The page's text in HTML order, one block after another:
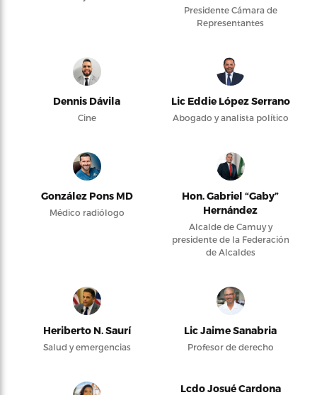
Presidente Cámara de
Representantes
Dennis Dávila
Cine
Lic Eddie López Serrano
Abogado y analista político
González Pons MD
Médico radiólogo
Hon. Gabriel “Gaby”
Hernández
Alcalde de Camuy y
presidente de la Federación
de Alcaldes
Heriberto N. Saurí
Salud y emergencias
Lic Jaime Sanabria
Profesor de derecho
Lcdo Josué Cardona